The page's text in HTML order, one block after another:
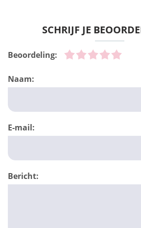
SCHRIJF JE
Beoordeling:
Naam:
E-mail:
Bericht: